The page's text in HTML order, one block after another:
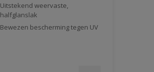
Uitstekend weervaste,
halfglanslak
Bewezen bescherming tegen UV